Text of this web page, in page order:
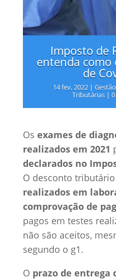
Imposto de
entenda como
de
14 fev, 2022 |
Tributárias|
Os exames de
realizados em 2021
declarados no
O desconto
realizados em
comprovação de
pagos em testes
não são aceitos,
segundo o g1.
O prazo de entrega